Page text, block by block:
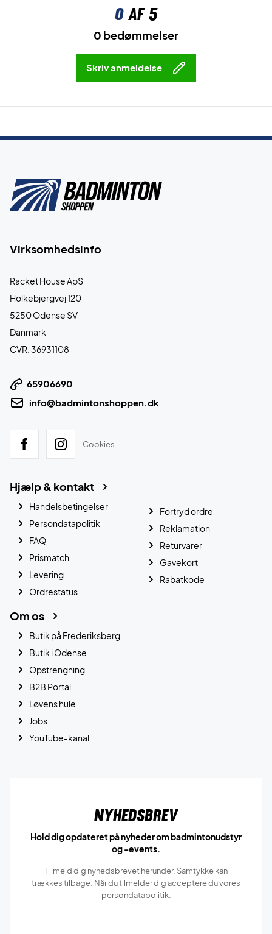
0af 5
0 bedømmelser
Skriv anmeldelse
Virksomhedsinfo
Racket House ApS
Holkebjergvej 120
5250 Odense SV
Danmark
CVR: 36931108
65906690
info@badmintonshoppen.dk
Cookies
Hjælp & kontakt
Handelsbetingelser
Persondatapolitik
FAQ
Prismatch
Levering
Ordrestatus
Fortryd ordre
Reklamation
Returvarer
Gavekort
Rabatkode
Om os
Butik på Frederiksberg
Butik i Odense
Opstrengning
B2B Portal
Løvens hule
Jobs
YouTube-kanal
Nyhedsbrev
Hold dig opdateret på nyheder om badmintonudstyr
og -events.
Tilmeld dig nyhedsbrevet herunder. Samtykke kan
trækkes tilbage. Når du tilmelder dig acceptere du vores
persondatapolitik.